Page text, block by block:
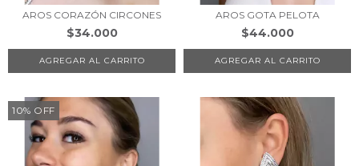
AROS CORAZÓN CIRCONES
$34.000
AGREGAR AL CARRITO
AROS GOTA PELOTA
$44.000
AGREGAR AL CARRITO
10% OFF